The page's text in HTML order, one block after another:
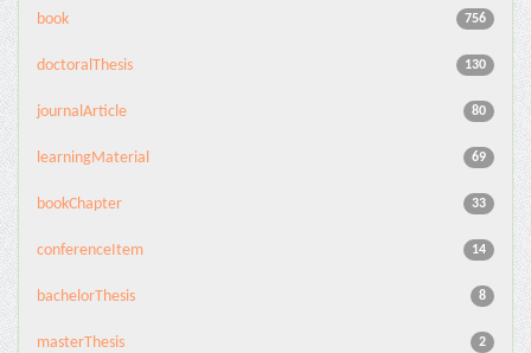
756
book
130
doctoralThesis
80
journalArticle
69
learningMaterial
33
bookChapter
14
conferenceItem
8
bachelorThesis
2
masterThesis